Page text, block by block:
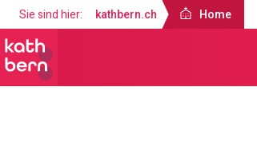
Sie sind hier: kathbern.ch Home